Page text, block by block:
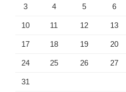
3 4 5 6
10 11 12 13
17 18 19 20
24 25 26 27
31